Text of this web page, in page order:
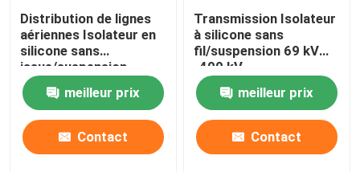
fusible coupé
Machine isolante
Échafaudages isolés
Distribution de lignes
aériennes Isolateur en
silicone sans
issue/suspension
11kV-69kV
meilleur prix
Contact
Transmission Isolateur
à silicone sans
fil/suspension 69 kV
-400 kV
meilleur prix
Contact